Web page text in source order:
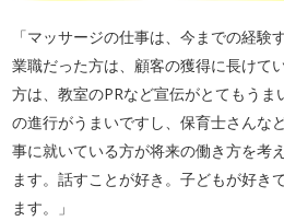
「マッサージの仕事は、今までの経験
業職だった方は、顧客の獲得に長けて
方は、教室のPRなど宣伝がとてもう
の進行がうまいですし、保育士さんな
事に就いている方が将来の働き方を考
ます。話すことが好き。子どもが好き
ます。」